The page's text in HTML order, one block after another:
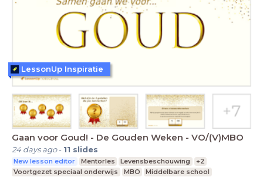
Gaan voor Goud! - De Gouden Weken - VO/(V)MBO
24 days ago- 11 slides
New lesson editor Mentorles Levensbeschouwing
+2
Voortgezet speciaal onderwijs
MBO Middelbare school
LessonUp Inspiratie